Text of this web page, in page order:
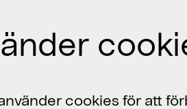
cookies för att